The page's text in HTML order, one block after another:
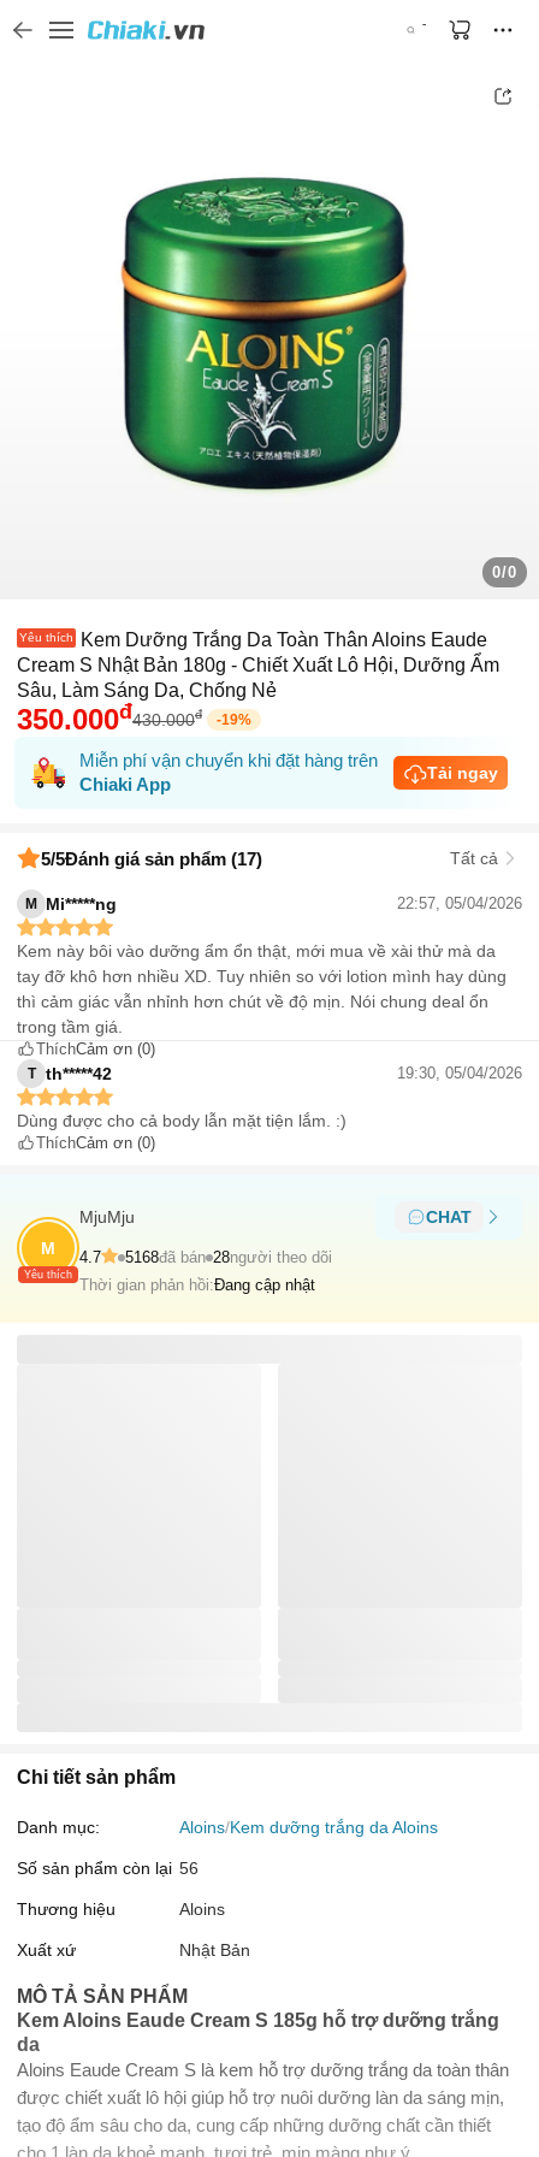
0/0
Yêu thích
Kem Dưỡng Trắng Da Toàn Thân Aloins Eaude
Cream S Nhật Bản 180g - Chiết Xuất Lô Hội, Dưỡng Ẩm
Sâu, Làm Sáng Da, Chống Nẻ
350.000đ430.000đ -19%
Miễn phí vận chuyển khi đặt hàng trên
Chiaki App
Tải ngay
5/5Đánh giá sản phẩm (17) Tất cả
M Mi*****ng 22:57, 05/04/2026
Kem này bôi vào dưỡng ẩm ổn thật, mới mua về xài thử mà da
tay đỡ khô hơn nhiều XD. Tuy nhiên so với lotion mình hay dùng
thì cảm giác vẫn nhỉnh hơn chút về độ mịn. Nói chung deal ổn
trong tầm giá.
ThíchCảm ơn (0)
T th*****42 19:30, 05/04/2026
Dùng được cho cả body lẫn mặt tiện lắm. :)
ThíchCảm ơn (0)
M
Yêu thích
MjuMju CHAT
4.7 5168đã bán 28người theo dõi
Thời gian phản hồi:Đang cập nhật
Chi tiết sản phẩm
Danh mục: Aloins Kem dưỡng trắng da Aloins
Số sản phẩm còn lại 56
Thương hiệu Aloins
Xuất xứ Nhật Bản
MÔ TẢ SẢN PHẨM
Kem Aloins Eaude Cream S 185g hỗ trợ dưỡng trắng
da
Aloins Eaude Cream S là kem hỗ trợ dưỡng trắng da toàn thân
được chiết xuất lô hội giúp hỗ trợ nuôi dưỡng làn da sáng mịn,
tạo độ ẩm sâu cho da, cung cấp những dưỡng chất cần thiết
cho 1 làn da khoẻ mạnh, tươi trẻ, mịn màng như ý.